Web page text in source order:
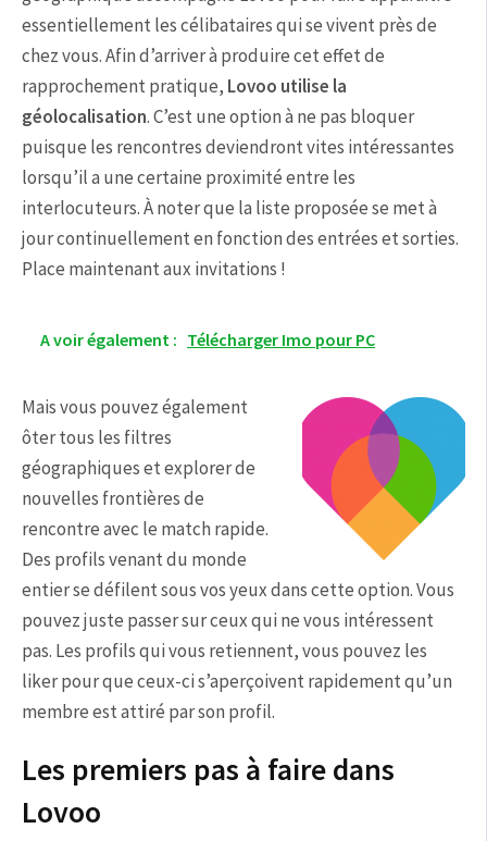
essentiellement les célibataires qui se vivent près de
chez vous. Afin d’arriver à produire cet effet de
rapprochement pratique, Lovoo utilise la
géolocalisation. C’est une option à ne pas bloquer
puisque les rencontres deviendront vites intéressantes
lorsqu’il a une certaine proximité entre les
interlocuteurs. À noter que la liste proposée se met à
jour continuellement en fonction des entrées et sorties.
Place maintenant aux invitations !
A voir également : Télécharger Imo pour PC
Mais vous pouvez également
ôter tous les filtres
géographiques et explorer de
nouvelles frontières de
rencontre avec le match rapide.
Des profils venant du monde
entier se défilent sous vos yeux dans cette option. Vous
pouvez juste passer sur ceux qui ne vous intéressent
pas. Les profils qui vous retiennent, vous pouvez les
liker pour que ceux-ci s’aperçoivent rapidement qu’un
membre est attiré par son profil.
Les premiers pas à faire dans
Lovoo